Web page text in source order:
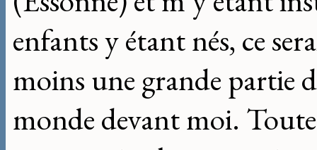
enfants y étant nés, ce
moins une grande partie
monde devant moi.